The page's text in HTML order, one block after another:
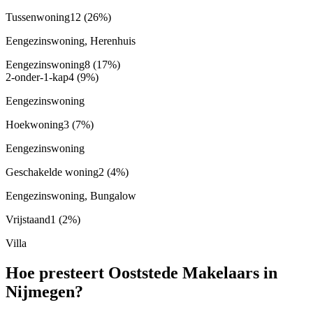
Tussenwoning12 (26%)
Eengezinswoning, Herenhuis
Eengezinswoning8 (17%)
2-onder-1-kap4 (9%)
Eengezinswoning
Hoekwoning3 (7%)
Eengezinswoning
Geschakelde woning2 (4%)
Eengezinswoning, Bungalow
Vrijstaand1 (2%)
Villa
Hoe presteert Ooststede Makelaars in
Nijmegen?